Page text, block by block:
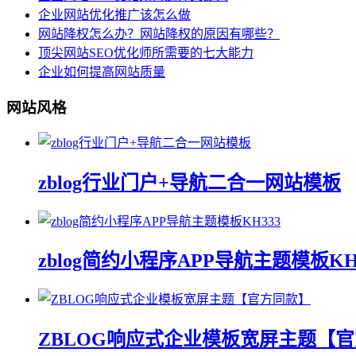
企业网站优化推广该怎么做
网站降权怎么办？网站降权的原因有哪些？
顶尖网站SEO优化师所需要的七大能力
企业如何提高网站质量
网站风格
zblog行业门户+导航二合一网站模板
zblog简约小程序APP导航主题模板
ZBLOG响应式企业模板宽屏主题【官